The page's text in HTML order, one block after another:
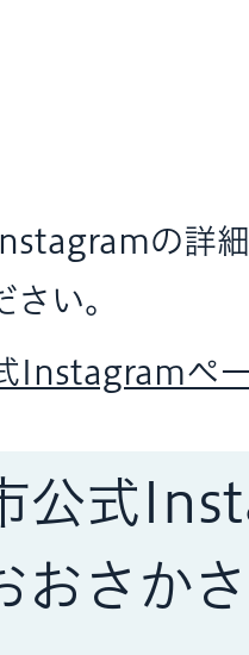
の詳
い。
Instagramペ
公式
おさか